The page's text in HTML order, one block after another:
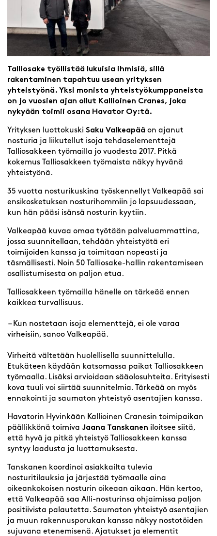
Talliosake työllistää lukuisia ihmisiä, sillä
rakentaminen tapahtuu usean yrityksen
yhteistyönä. Yksi monista yhteistyökumppaneista
on jo vuosien ajan ollut Kallioinen Cranes, joka
nykyään toimii osana Havator Oy:tä.
Yrityksen luottokuski Saku Valkeapää on ajanut
nosturia ja liikutellut isoja tehdaselementtejä
Talliosakkeen työmailla jo vuodesta 2017. Pitkä
kokemus Talliosakkeen työmaista näkyy hyvänä
yhteistyönä.
35 vuotta nosturikuskina työskennellyt Valkeapää sai
ensikosketuksen nosturihommiin jo lapsuudessaan,
kun hän pääsi isänsä nosturin kyytiin.
Valkeapää kuvaa omaa työtään palveluammattina,
jossa suunnitellaan, tehdään yhteistyötä eri
toimijoiden kanssa ja toimitaan nopeasti ja
täsmällisesti. Noin 50 Talliosake-hallin rakentamiseen
osallistumisesta on paljon etua.
Talliosakkeen työmailla hänelle on tärkeää ennen
kaikkea turvallisuus.
– Kun nostetaan isoja elementtejä, ei ole varaa
virheisiin, sanoo Valkeapää.
Virheitä vältetään huolellisella suunnittelulla.
Etukäteen käydään katsomassa paikat Talliosakkeen
työmaalla. Lisäksi arvioidaan sääolosuhteita. Erityisesti
kova tuuli voi siirtää suunnitelmia. Tärkeää on myös
ennakointi ja saumaton yhteistyö asentajien kanssa.
Havatorin Hyvinkään Kallioinen Cranesin toimipaikan
päällikkönä toimiva Jaana Tanskanen iloitsee siitä,
että hyvä ja pitkä yhteistyö Talliosakkeen kanssa
syntyy laadusta ja luottamuksesta.
Tanskanen koordinoi asiakkailta tulevia
nosturitilauksia ja järjestää työmaalle aina
oikeankokoisen nosturin oikeaan aikaan. Hän kertoo,
että Valkeapää saa Alli-nosturinsa ohjaimissa paljon
positiivista palautetta. Saumaton yhteistyö asentajien
ja muun rakennusporukan kanssa näkyy nostotöiden
sujuvana etenemisenä. Ajatukset ja elementit